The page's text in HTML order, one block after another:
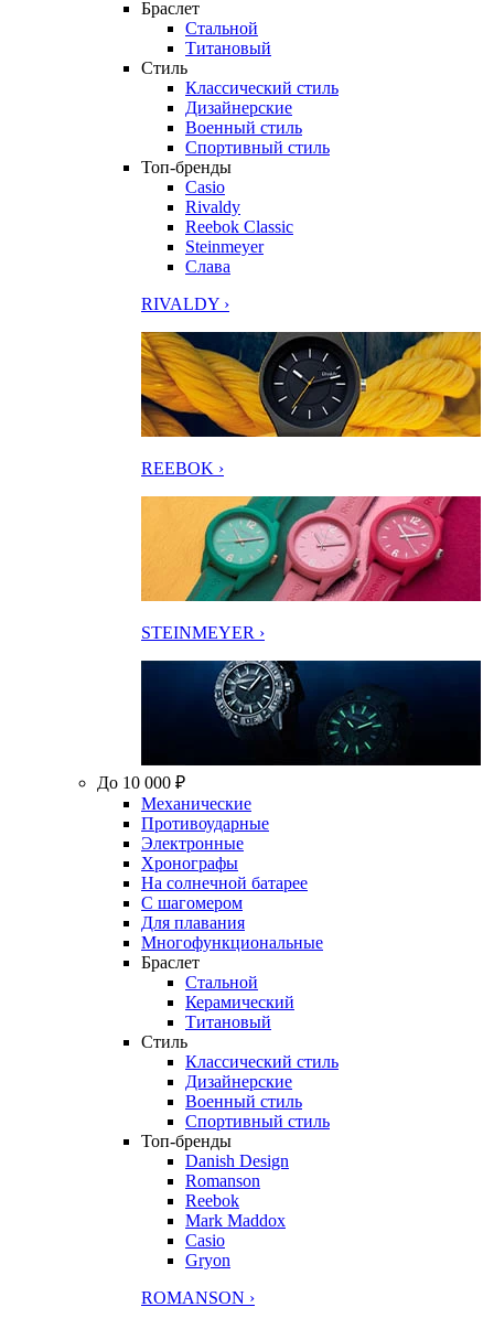
Браслет
Стальной
Титановый
Стиль
Классический стиль
Дизайнерские
Военный стиль
Спортивный стиль
Топ-бренды
Casio
Rivaldy
Reebok Classic
Steinmeyer
Слава
RIVALDY ›
REEBOK ›
STEINMEYER ›
До 10 000 ₽
Механические
Противоударные
Электронные
Хронографы
На солнечной батарее
С шагомером
Для плавания
Многофункциональные
Браслет
Стальной
Керамический
Титановый
Стиль
Классический стиль
Дизайнерские
Военный стиль
Спортивный стиль
Топ-бренды
Danish Design
Romanson
Reebok
Mark Maddox
Casio
Gryon
ROMANSON ›